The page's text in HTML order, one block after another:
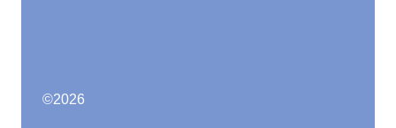
©2026